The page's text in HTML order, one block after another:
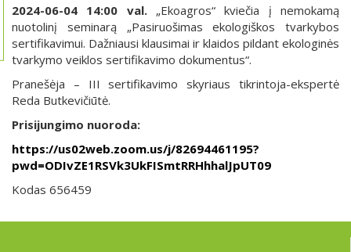
2024-06-04 14:00 val.„Ekoagros“ kviečia į nemokamą
nuotolinį seminarą „Pasiruošimas ekologiškos tvarkybos
sertifikavimui. Dažniausi klausimai ir klaidos pildant ekologinės
tvarkymo veiklos sertifikavimo dokumentus“.
Pranešėja – III sertifikavimo skyriaus tikrintoja-ekspertė
Reda Butkevičiūtė.
Prisijungimo nuoroda:
https://us02web.zoom.us/j/82694461195?
pwd=ODIvZE1RSVk3UkFISmtRRHhhalJpUT09
Kodas 656459